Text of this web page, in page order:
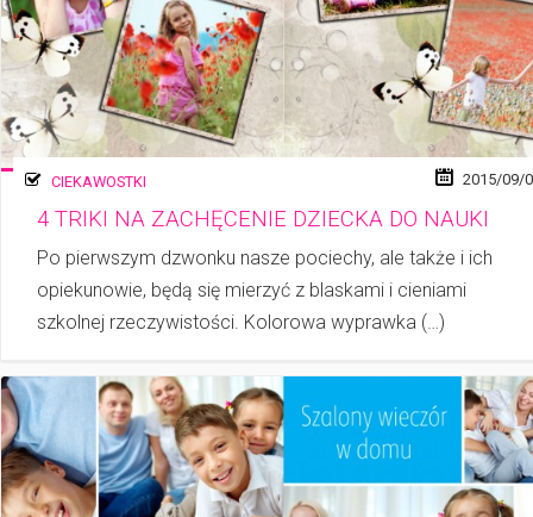
CIEKAWOSTKI 2015/09/
4 TRIKI NA ZACHĘCENIE DZIECKA DO NAUKI
Po pierwszym dzwonku nasze pociechy, ale także i ich
opiekunowie, będą się mierzyć z blaskami i cieniami
szkolnej rzeczywistości. Kolorowa wyprawka (…)